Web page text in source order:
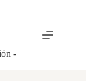
-